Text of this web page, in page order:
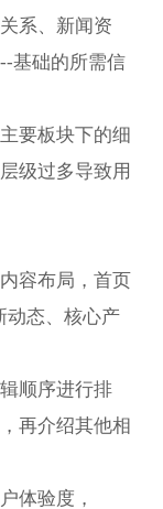
系、新闻资
基础的所需信
要板块下的细
级过多导致用
容布局，首页
动态、核心产
顺序进行排
再介绍其他相
体验度，